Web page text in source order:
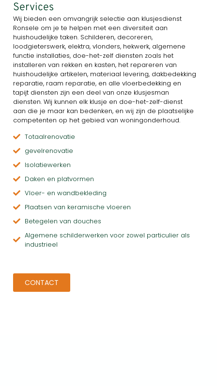
Services
Wij bieden een omvangrijk selectie aan klusjesdienst
Ronsele om je te helpen met een diversiteit aan
huishoudelijke taken. Schilderen, decoreren,
loodgieterswerk, elektra, vlonders, hekwerk, algemene
functie installaties, doe-het-zelf diensten zoals het
installeren van rekken en kasten, het repareren van
huishoudelijke artikelen, materiaal levering, dakbedekking
reparatie, raam reparatie, en alle vloerbedekking en
tapijt diensten zijn een deel van onze klusjesman
diensten. Wij kunnen elk klusje en doe-het-zelf-dienst
aan die je maar kan bedenken, en wij zijn de plaatselijke
competenten op het gebied van woningonderhoud.
Totaalrenovatie
gevelrenovatie
Isolatiewerken
Daken en platvormen
Vloer- en wandbekleding
Plaatsen van keramische vloeren
Betegelen van douches
Algemene schilderwerken voor zowel particulier als
industrieel
CONTACT